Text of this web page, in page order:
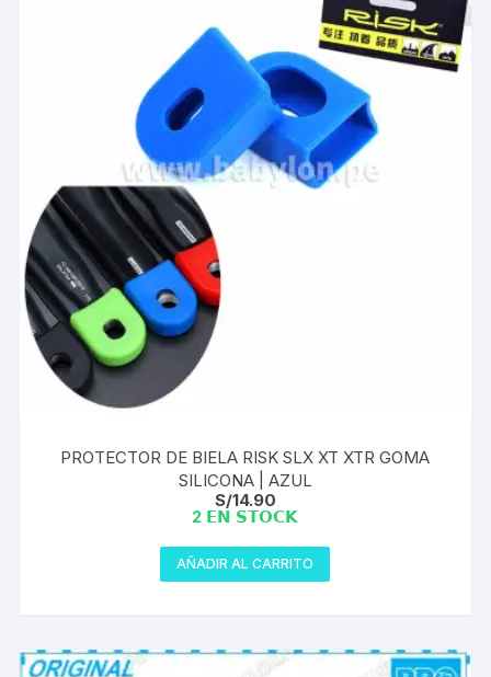
PROTECTOR DE BIELA RISK SLX XT XTR GOMA
SILICONA | AZUL
S/14.90
2 𝗘𝗡 𝗦𝗧𝗢𝗖𝗞
AÑADIR AL CARRITO